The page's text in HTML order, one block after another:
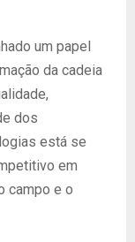
um papel
da cadeia
dos
está se
em
campo e o